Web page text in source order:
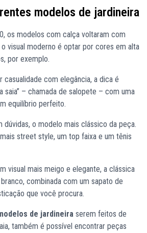
modelos de jardineira
os modelos com calça voltaram com
visual moderno é optar por cores em alta
por exemplo.
com elegância, a dica é
saia” – chamada de salopete – com uma
equilíbrio perfeito.
dúvidas, o modelo mais clássico da peça.
street style, um top faixa e um tênis
visual mais meigo e elegante, a clássica
combinada com um sapato de
que você procura.
de jardineira serem feitos de
também é possível encontrar peças